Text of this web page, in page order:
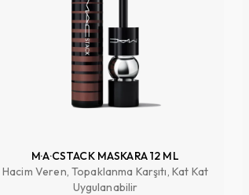
M·A·CSTACK MASKARA 12 ML
Hacim Veren, Topaklanma Karşıtı, Kat Kat
Uygulanabilir